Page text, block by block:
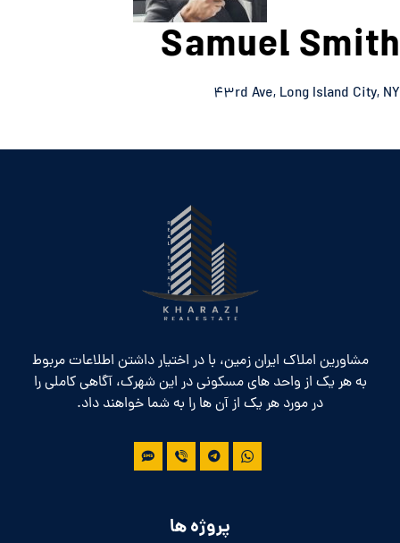
Samuel Smith
۴۳rd Ave, Long Island City, NY
مشاورین املاک ایران زمین، با در اختیار داشتن اطلاعات مربوط
به هر یک از واحد های مسکونی در این شهرک، آگاهی کاملی را
در مورد هر یک از آن ها را به شما خواهند داد.
پروژه ها